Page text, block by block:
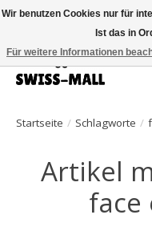
Kostenloser Versand ab CHF
Startseite / Schlagworte /
Artikel
Wir benutzen Cookies nur für
Ist das in
Für weitere Informationen